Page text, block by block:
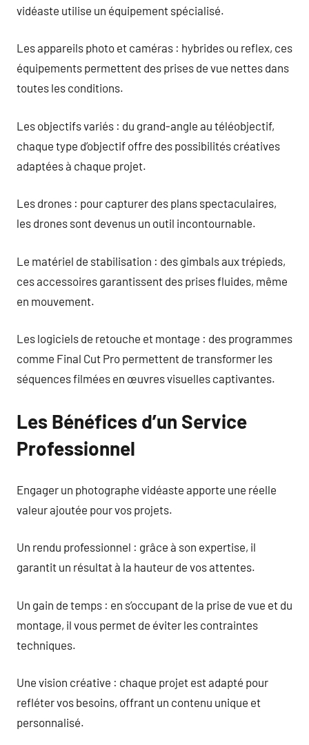
vidéaste utilise un équipement spécialisé.
Les appareils photo et caméras : hybrides ou reflex, ces
équipements permettent des prises de vue nettes dans
toutes les conditions.
Les objectifs variés : du grand-angle au téléobjectif,
chaque type d’objectif offre des possibilités créatives
adaptées à chaque projet.
Les drones : pour capturer des plans spectaculaires,
les drones sont devenus un outil incontournable.
Le matériel de stabilisation : des gimbals aux trépieds,
ces accessoires garantissent des prises fluides, même
en mouvement.
Les logiciels de retouche et montage : des programmes
comme Final Cut Pro permettent de transformer les
séquences filmées en œuvres visuelles captivantes.
Les Bénéfices d’un Service
Professionnel
Engager un photographe vidéaste apporte une réelle
valeur ajoutée pour vos projets.
Un rendu professionnel : grâce à son expertise, il
garantit un résultat à la hauteur de vos attentes.
Un gain de temps : en s’occupant de la prise de vue et du
montage, il vous permet de éviter les contraintes
techniques.
Une vision créative : chaque projet est adapté pour
refléter vos besoins, offrant un contenu unique et
personnalisé.